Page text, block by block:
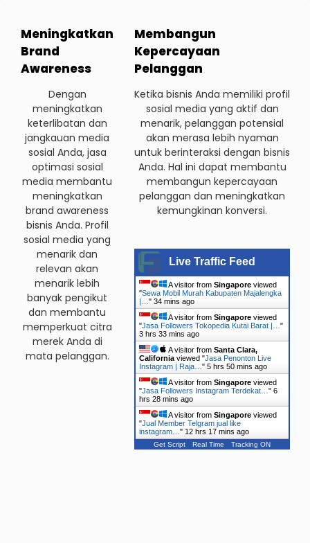
Meningkatkan
Brand
Awareness
Dengan
meningkatkan
keterlibatan dan
jangkauan media
sosial Anda, jasa
optimasi sosial
media membantu
meningkatkan
brand awareness
bisnis Anda. Profil
sosial media yang
menarik dan
relevan akan
menarik lebih
banyak pengikut
dan membantu
memperkuat citra
merek Anda di
mata pelanggan.
Membangun
Kepercayaan
Pelanggan
Ketika bisnis Anda memiliki profil
sosial media yang aktif dan
menarik, pelanggan potensial
akan merasa lebih nyaman
untuk berinteraksi dengan bisnis
Anda. Hal ini dapat membantu
membangun kepercayaan
pelanggan dan meningkatkan
kemungkinan konversi.
Live Traffic Feed
A visitor from Singapore viewed
"Sewa Mobil Murah Kabupaten Majalengka
|… " 34 mins ago
A visitor from Singapore viewed
"Jasa Followers Tokopedia Kutai Barat |… "
3 hrs 33 mins ago
A visitor from Santa Clara,
California viewed "Jasa Penonton Live
Instagram | Raja… " 5 hrs 50 mins ago
A visitor from Singapore viewed
"Jasa Followers Instagram Terdekat… " 6
hrs 28 mins ago
A visitor from Singapore viewed
"Jual Member Telgram jual like
instagram… " 12 hrs 17 mins ago
Get Script Real Time Tracking ON